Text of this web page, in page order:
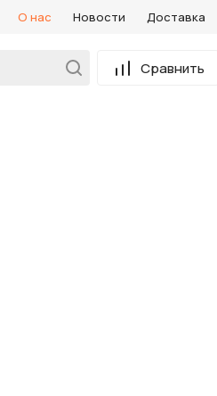
О нас Новости Доставка
Сравнить